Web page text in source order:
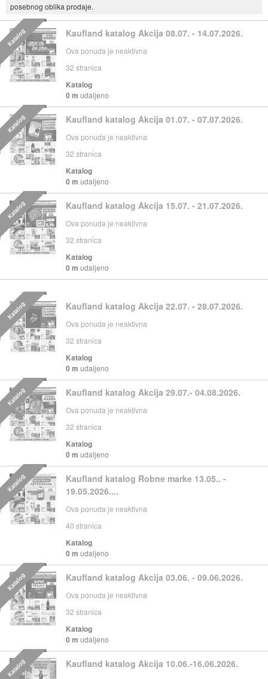
posebnog oblika prodaje.
Kaufland katalog Akcija 08.07. - 14.07.2026.
Ova ponuda je neaktivna
32 stranica
Katalog
0 m udaljeno
Katalog
Kaufland katalog Akcija 01.07. - 07.07.2026.
Ova ponuda je neaktivna
32 stranica
Katalog
0 m udaljeno
Katalog
Kaufland katalog Akcija 15.07. - 21.07.2026.
Ova ponuda je neaktivna
32 stranica
Katalog
0 m udaljeno
Katalog
Kaufland katalog Akcija 22.07. - 28.07.2026.
Ova ponuda je neaktivna
32 stranica
Katalog
0 m udaljeno
Katalog
Kaufland katalog Akcija 29.07.- 04.08.2026.
Ova ponuda je neaktivna
32 stranica
Katalog
0 m udaljeno
Katalog
Kaufland katalog Robne marke 13.05.. -
19.05.2026....
Ova ponuda je neaktivna
40 stranica
Katalog
0 m udaljeno
Katalog
Kaufland katalog Akcija 03.06. - 09.06.2026.
Ova ponuda je neaktivna
32 stranica
Katalog
0 m udaljeno
Katalog
Kaufland katalog Akcija 10.06.-16.06.2026.
Katalog